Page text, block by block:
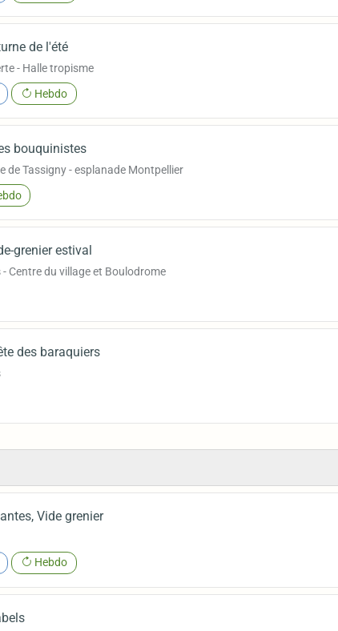
de l'été
- Halle tropisme
Hebdo
bouquinistes
de Tassigny - esplanade Montpellier
grenier estival
Centre du village et Boulodrome
des baraquiers
Vide grenier
Hebdo